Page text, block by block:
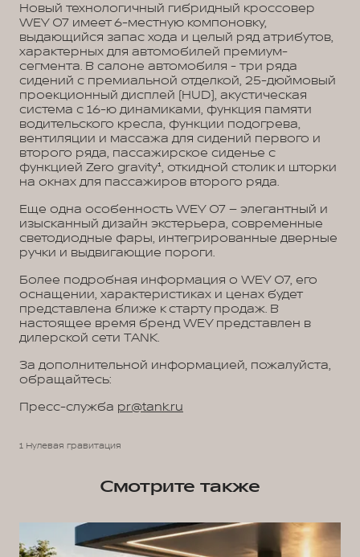
Новый технологичный гибридный кроссовер
WEY 07 имеет 6-местную компоновку,
выдающийся запас хода и целый ряд атрибутов,
характерных для автомобилей премиум-
сегмента. В салоне автомобиля - три ряда
сидений с премиальной отделкой, 25-дюймовый
проекционный дисплей (HUD), акустическая
система с 16-ю динамиками, функция памяти
водительского кресла, функции подогрева,
вентиляции и массажа для сидений первого и
второго ряда, пассажирское сиденье с
функцией Zero gravity¹, откидной столик и шторки
на окнах для пассажиров второго ряда.
Еще одна особенность WEY 07 – элегантный и
изысканный дизайн экстерьера, современные
светодиодные фары, интегрированные дверные
ручки и выдвигающие пороги.
Более подробная информация о WEY 07, его
оснащении, характеристиках и ценах будет
представлена ближе к старту продаж. В
настоящее время бренд WEY представлен в
дилерской сети TANK.
За дополнительной информацией, пожалуйста,
обращайтесь:
Пресс-служба pr@tank.ru
1 Нулевая гравитация
Смотрите также